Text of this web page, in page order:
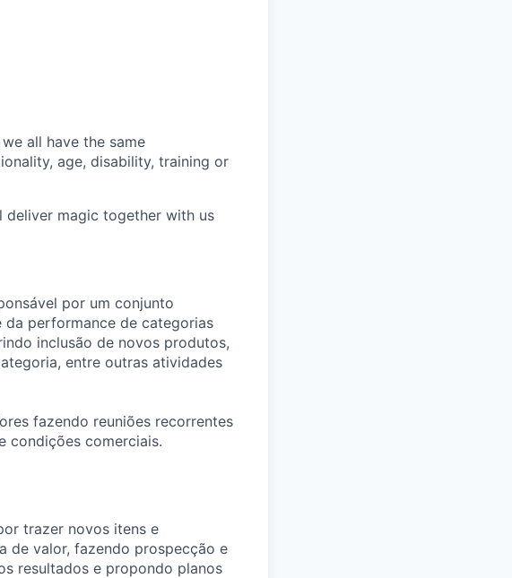
all have the same
age, disability, training or
deliver magic together with us
por um conjunto
da performance de categorias
inclusão de novos produtos,
entre outras atividades
fazendo reuniões recorrentes
condições comerciais.
trazer novos itens e
de valor, fazendo prospecção e
resultados e propondo planos